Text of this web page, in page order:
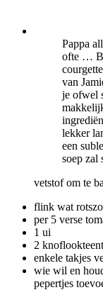
Pappa
ofte …
van
je ofwel
lekker
een
soep zal
vetstof om te
flink wat
per 5 verse
1 ui
2
enkele takjes
wie wil en
pepertjes